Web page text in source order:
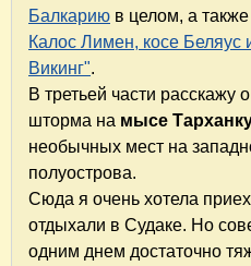
Балкарию в целом, а
Калос Лимен, косе Беляус
Викинг".
В третьей части расскажу
шторма на мысе
необычных мест на
полуострова.
Сюда я очень хотела
отдыхали в Судаке. Но
одним днем достаточно